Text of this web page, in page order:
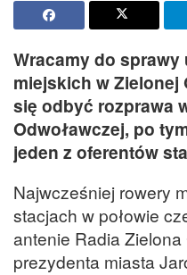
Wracamy do
miejskich w Zielonej
się odbyć rozprawa
Odwoławczej, po
jeden z oferentów
Najwcześniej rowery
stacjach w połowie
antenie Radia
prezydenta miasta